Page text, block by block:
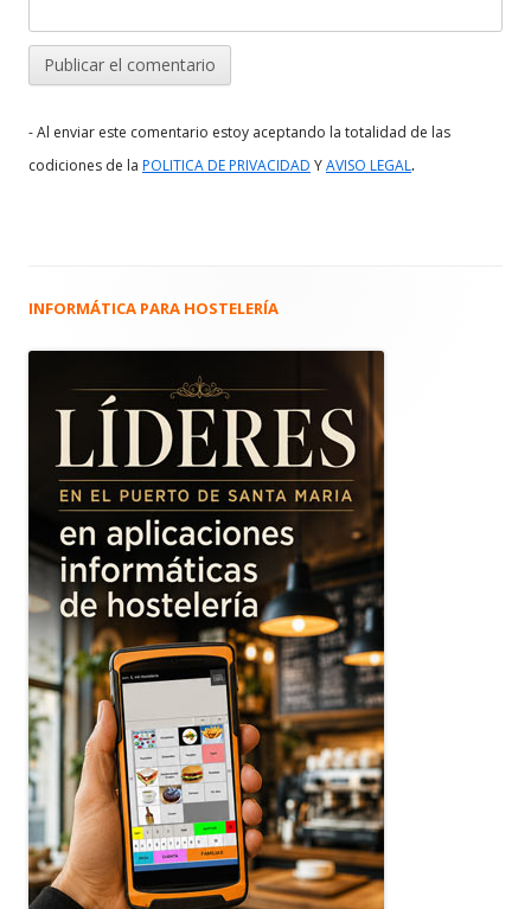
- Al enviar este comentario estoy aceptando la totalidad de las
codiciones de la POLITICA DE PRIVACIDAD YAVISO LEGAL.
Barra
principal
INFORMÁTICA PARA HOSTELERÍA